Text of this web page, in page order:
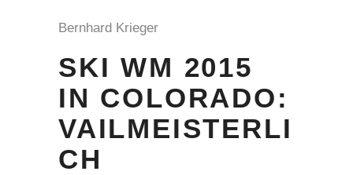
Bernhard Krieger
SKI WM 2015
IN COLORADO:
VAILMEISTERLI
CH